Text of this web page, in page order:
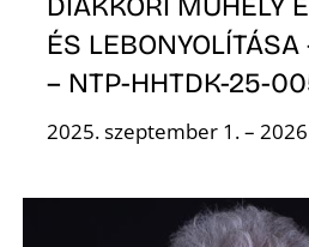
ÉS
– NTP-HHTDK-25-
2025. szeptember 1. –